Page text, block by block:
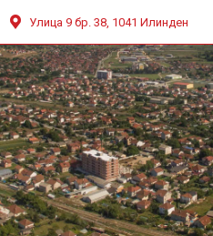
Улица 9 бр. 38, 1041 Илинден